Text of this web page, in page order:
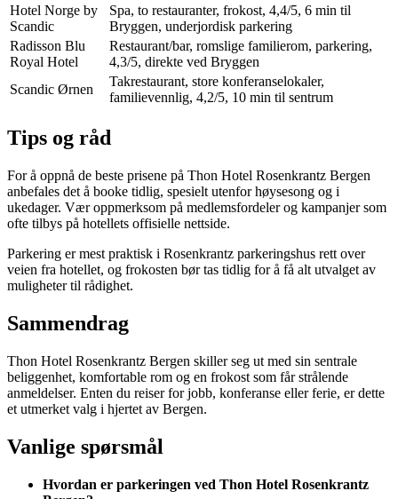
Hotel Norge by
Scandic
Spa, to restauranter, frokost, 4,4/5, 6 min til
Bryggen, underjordisk parkering
Radisson Blu
Royal Hotel
Restaurant/bar, romslige familierom, parkering,
4,3/5, direkte ved Bryggen
Scandic Ørnen
Takrestaurant, store konferanselokaler,
familievennlig, 4,2/5, 10 min til sentrum
Tips og råd
For å oppnå de beste prisene på Thon Hotel Rosenkrantz Bergen
anbefales det å booke tidlig, spesielt utenfor høysesong og i
ukedager. Vær oppmerksom på medlemsfordeler og kampanjer som
ofte tilbys på hotellets offisielle nettside.
Parkering er mest praktisk i Rosenkrantz parkeringshus rett over
veien fra hotellet, og frokosten bør tas tidlig for å få alt utvalget av
muligheter til rådighet.
Sammendrag
Thon Hotel Rosenkrantz Bergen skiller seg ut med sin sentrale
beliggenhet, komfortable rom og en frokost som får strålende
anmeldelser. Enten du reiser for jobb, konferanse eller ferie, er dette
et utmerket valg i hjertet av Bergen.
Vanlige spørsmål
Hvordan er parkeringen ved Thon Hotel Rosenkrantz